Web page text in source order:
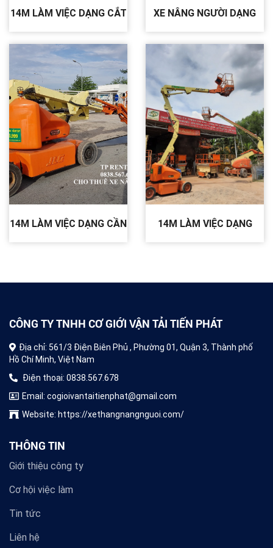
14M LÀM VIỆC DẠNG CẮT
LE
XE NÂNG NGƯỜI DẠNG
14M LÀM VIỆC DẠNG CẦN
14M LÀM VIỆC DẠNG
CÔNG TY TNHH CƠ GIỚI VẬN TẢI TIẾN PHÁT
Địa chỉ: 561/3 Điện Biên Phủ , Phường 01, Quận 3, Thành phố
Hồ Chí Minh, Việt Nam
Điện thoại: 0838.567.678
Email: cogioivantaitienphat@gmail.com
Website: https://xethangnangnguoi.com/
THÔNG TIN
Giới thiệu công ty
Cơ hội việc làm
Tin tức
Liên hệ